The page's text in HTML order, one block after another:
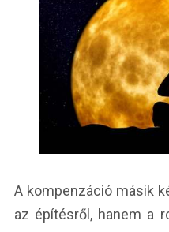
A kompenzáció másik
az építésről, hanem a